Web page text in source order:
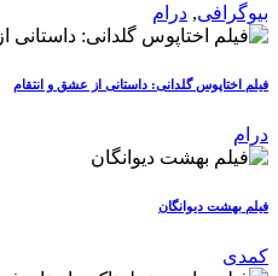
بیوگرافی, درام
فیلم اختاپوس گلدانی: داستانی از عشق و انتقام
درام
فیلم بهشت دیوانگان
کمدی